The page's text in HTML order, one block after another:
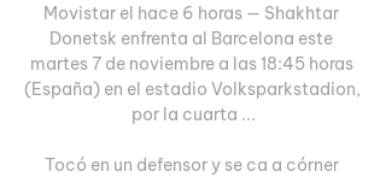
Movistar el hace 6 horas — Shakhtar
Donetsk enfrenta al Barcelona este
martes 7 de noviembre a las 18:45 horas
(España) en el estadio Volksparkstadion,
por la cuarta ...
Tocó en un defensor y se ca a córner